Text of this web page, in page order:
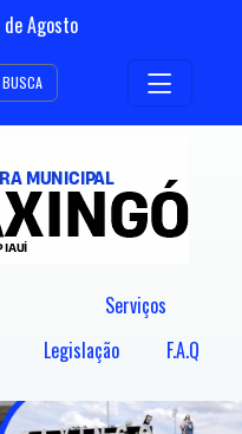
deAgosto
BUSCA
Serviços
Legislação F.A.Q